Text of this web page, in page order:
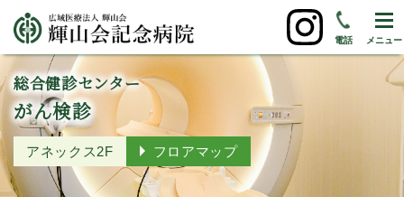
メニュー
電話
総合健診センター
がん検診
アネックス2F フロアマップ